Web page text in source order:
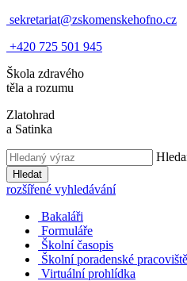
sekretariat@zskomenskehofno.cz
+420 725 501 945
Škola zdravého
těla a rozumu
Zlatohrad
a Satinka
Hledat
rozšířené vyhledávání
Bakaláři
Formuláře
Školní časopis
Školní poradenské pracoviště
Virtuální prohlídka